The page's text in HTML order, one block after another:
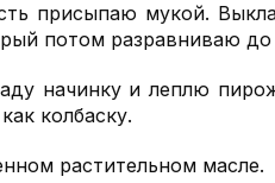
присыпаю мукой.
потом разравниваю до
начинку и леплю
колбаску.
растительном масле.